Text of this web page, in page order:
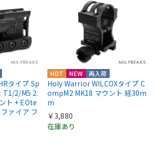
タイプ Sp
2/M5 2.
ト + EOte
ァイア フ
HOT NEW 再入荷
Holy Warrior WILCOXタイプ C
ompM2 MK18 マウント 経30m
m
￥3,880
在庫あり